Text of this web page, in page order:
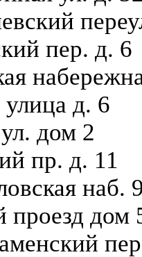
пер. д. 6
улица д. 6
дом 2
пр. д. 11
наб.
проезд дом